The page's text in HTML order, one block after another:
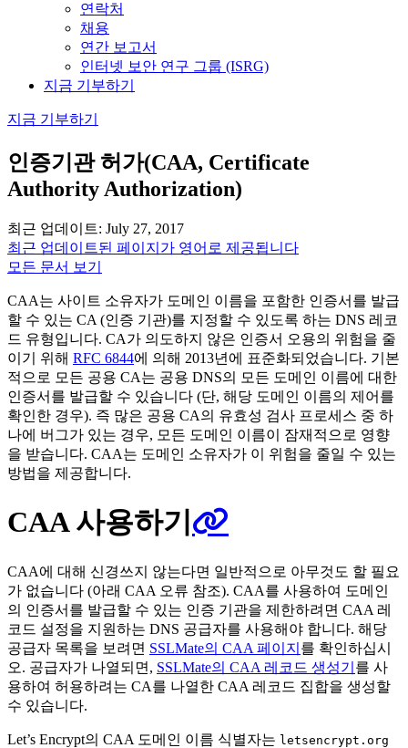
연락처
채용
연간 보고서
인터넷 보안 연구 그룹 (ISRG)
지금 기부하기
지금 기부하기
인증기관 허가(CAA, Certificate
Authority Authorization)
최근 업데이트: July 27, 2017
최근 업데이트된 페이지가 영어로 제공됩니다
모든 문서 보기
CAA는 사이트 소유자가 도메인 이름을 포함한 인증서를 발급
할 수 있는 CA (인증 기관)를 지정할 수 있도록 하는 DNS 레코
드 유형입니다. CA가 의도하지 않은 인증서 오용의 위험을 줄
이기 위해 RFC 6844에 의해 2013년에 표준화되었습니다. 기본
적으로 모든 공용 CA는 공용 DNS의 모든 도메인 이름에 대한
인증서를 발급할 수 있습니다 (단, 해당 도메인 이름의 제어를
확인한 경우). 즉 많은 공용 CA의 유효성 검사 프로세스 중 하
나에 버그가 있는 경우, 모든 도메인 이름이 잠재적으로 영향
을 받습니다. CAA는 도메인 소유자가 이 위험을 줄일 수 있는
방법을 제공합니다.
CAA 사용하기
CAA에 대해 신경쓰지 않는다면 일반적으로 아무것도 할 필요
가 없습니다 (아래 CAA 오류 참조). CAA를 사용하여 도메인
의 인증서를 발급할 수 있는 인증 기관을 제한하려면 CAA 레
코드 설정을 지원하는 DNS 공급자를 사용해야 합니다. 해당
공급자 목록을 보려면 SSLMate의 CAA 페이지 를 확인하십시
오. 공급자가 나열되면, SSLMate의 CAA 레코드 생성기 를 사
용하여 허용하려는 CA를 나열한 CAA 레코드 집합을 생성할
수 있습니다.
Let’s Encrypt의 CAA 도메인 이름 식별자는 letsencrypt.org